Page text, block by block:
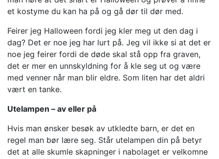
et kostyme du kan ha på og gå dør til dør med.
Feirer jeg Halloween fordi jeg kler meg ut den dag i
dag? Det er noe jeg har lurt på. Jeg vil ikke si at det er
noe jeg feirer fordi de døde skal stå opp fra graven,
det er mer en unnskyldning for å kle seg ut og være
med venner når man blir eldre. Som liten har det aldri
vært en tanke.
Utelampen – av eller på
Hvis man ønsker besøk av utkledte barn, er det en
regel man bør lære seg. Står utelampen din på betyr
det at alle skumle skapninger i nabolaget er velkomne